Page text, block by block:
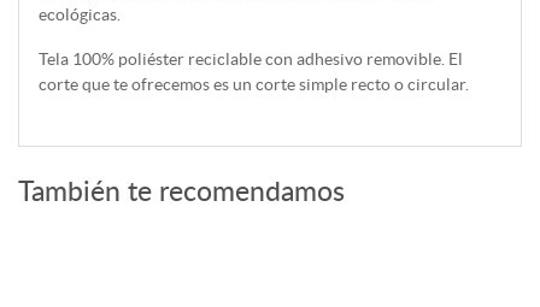
ecológicas.
Tela 100% poliéster reciclable con adhesivo removible. El
corte que te ofrecemos es un corte simple recto o circular.
También te recomendamos